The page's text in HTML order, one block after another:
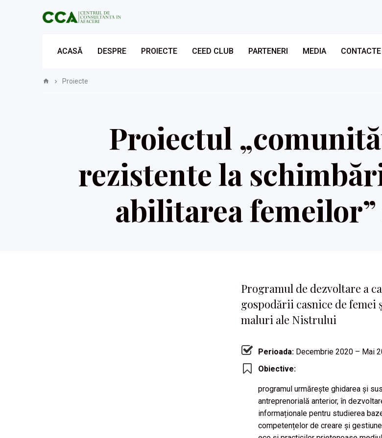
ACASĂ DESPRE PROIECTE CEED CLUB PARTENERI MEDIA CONTACTE
Proiecte
Proiectul
rezistente la
abilitarea femeilor”
Programul de dezvoltare a
gospodării casnice de
maluri ale Nistrului
Perioada: Decembrie 2020 – Mai
Obiective:
programul urmărește ghidarea și
antreprenorială anterior, în
informaționale pentru studierea
competențelor de creare și